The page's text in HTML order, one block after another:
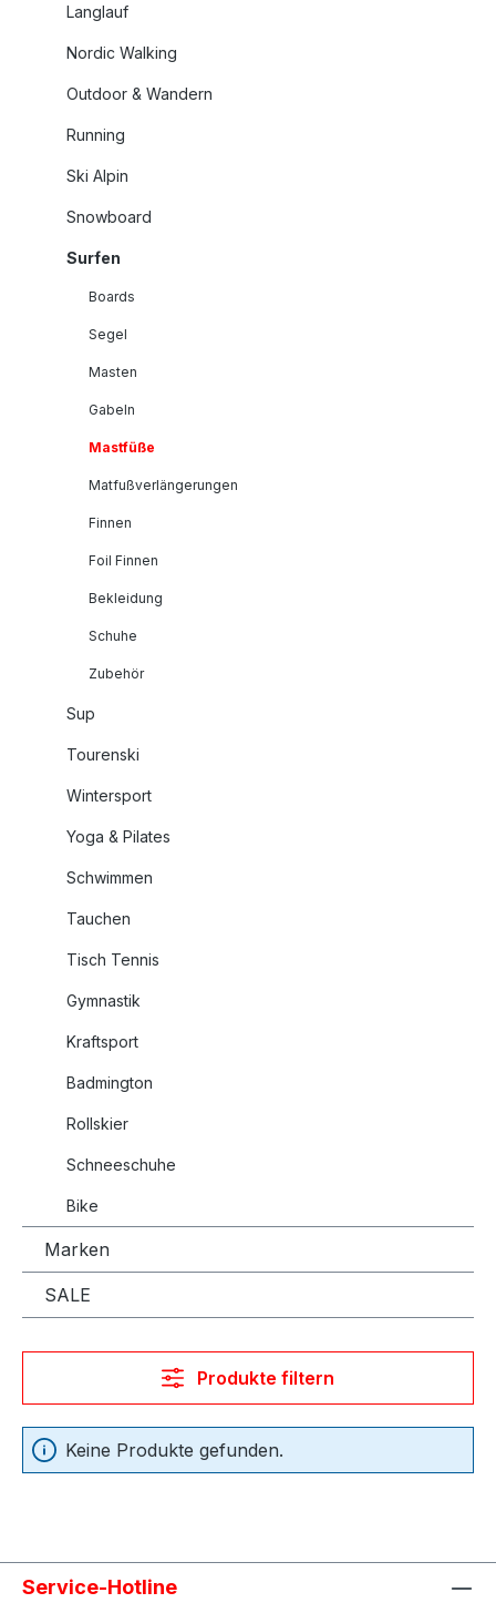
Langlauf
Nordic Walking
Outdoor & Wandern
Running
Ski Alpin
Snowboard
Surfen
Boards
Segel
Masten
Gabeln
Mastfüße
Matfußverlängerungen
Finnen
Foil Finnen
Bekleidung
Schuhe
Zubehör
Sup
Tourenski
Wintersport
Yoga & Pilates
Schwimmen
Tauchen
Tisch Tennis
Gymnastik
Kraftsport
Badmington
Rollskier
Schneeschuhe
Bike
Marken
SALE
Produkte filtern
Keine Produkte gefunden.
Service-Hotline